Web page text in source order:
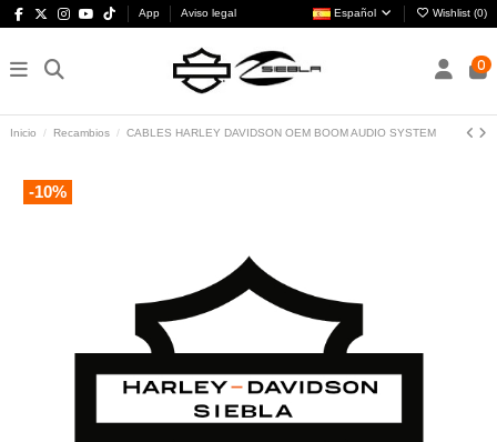
App Aviso legal Español Wishlist (0)
0
Inicio Recambios CABLES HARLEY DAVIDSON OEM BOOM AUDIO SYSTEM
-10%